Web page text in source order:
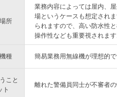
所
業務内容によっては屋内、
場というケースも想定され
られますので、高い防水性
操作性なども重要視されます
種 簡易業務用無線機が理想的で
こと
ト
離れた警備員同士が不審者